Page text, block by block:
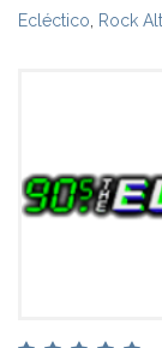
Ecléctico Rock